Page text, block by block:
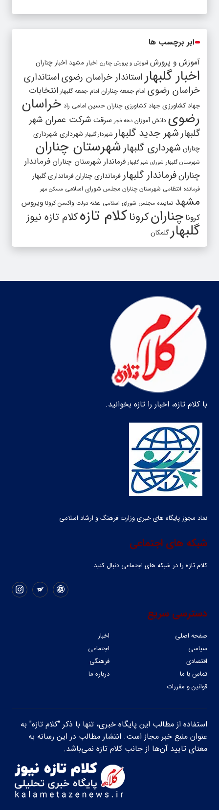
ابر برچسب ها
آموزش و پرورش آموزش و پرورش چنارن اخبار مشهد اخبار چناران
اخبار گلبهار استاندار خراسان رضویاستانداری
خراسان رضوی امام جمعه چناران امام جمعه گلبهار انتخابات
جهاد کشاورزی جهاد کشاورزی چناران حسین امامی راد خراسان
رضوی دانش آموزان دهه فجر سرقت شرکت عمران شهر
گلبهارشهر جدید گلبهار شهردار گلبهار شهرداری شهرداری
چناران شهرداری گلبهار شهرستان چناران
شهرستان گلبهار شورای شهر گلبهار فرماندار شهرستان چناران فرماندار
چنارانفرماندار گلبهار فرمانداری چنارانفرمانداری گلبهار
فرمانده انتظامی شهرستان چناران مجلس شورای اسلامی مسکن مهر
مشهد نماینده مجلس شورای اسلامی هفته دولت واکسن کرونا ویروس
کرونا چنارانکروناکلام تازهکلام تازه نیوز
گلبهارگلمکان
با کلام تازه، اخبار را تازه بخوانید.
نماد مجوز پایگاه های خبری وزارت فرهنگ و ارشاد اسلامی
شبکه های اجتماعی
کلام تازه را در شبکه ‌های اجتماعی دنبال کنید.
دسترسی سریع
صفحه اصلی
اخبار
سیاسی
اجتماعی
اقتصادی
فرهنگی
تماس با ما
درباره ما
قوانین و مقررات
استفاده از مطالب این پایگاه خبری، تنها با ذکر "کلام تازه" به
عنوان منبع خبر مجاز است. انتشار مطالب در این رسانه به
معنای تایید آن‌ها از جانب کلام تازه نمی‌باشد.